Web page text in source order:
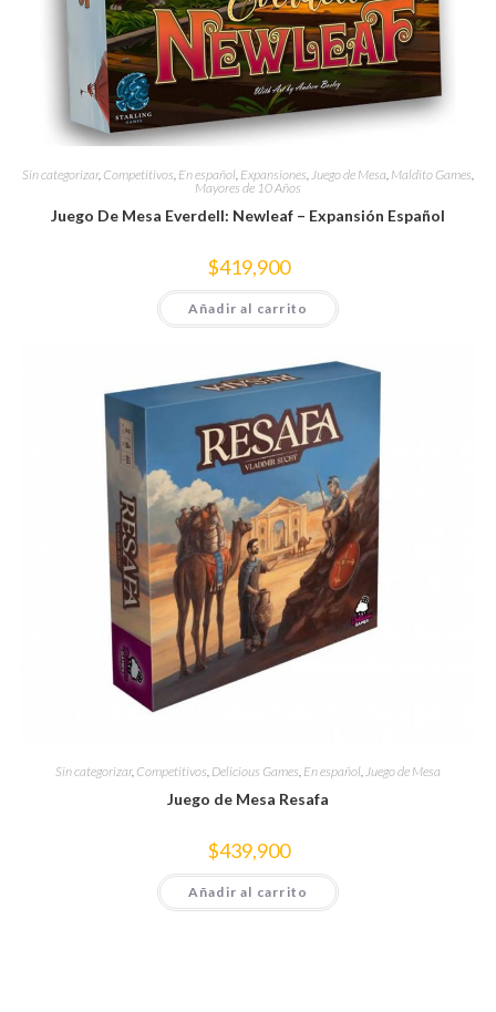
Sin categorizar, Competitivos En español Expansiones Juego de Mesa Maldito Games
Mayores de 10 Años
Juego De Mesa Everdell: Newleaf – Expansión Español
$419,900
Añadir al carrito
Sin categorizar, Competitivos, Delicious Games, En español,Juego de Mesa
Juego de Mesa Resafa
$439,900
Añadir al carrito